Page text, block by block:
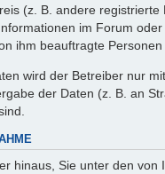
(z. B. andere
im Forum
ihm beauftragte
wird der Betreiber nur
der Daten (z. B. an
hinaus, Sie unter den